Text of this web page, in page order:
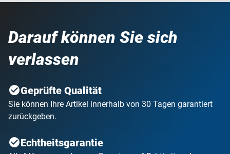
Darauf können Sie sich
verlassen
Geprüfte Qualität
Sie können Ihre Artikel innerhalb von 30 Tagen garantiert
zurückgeben.
Echtheitsgarantie